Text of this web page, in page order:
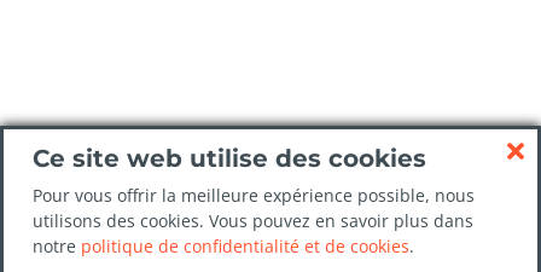
Ce site web utilise des cookies
Pour vous offrir la meilleure expérience possible, nous
utilisons des cookies. Vous pouvez en savoir plus dans
notre politique de confidentialité et de cookies.